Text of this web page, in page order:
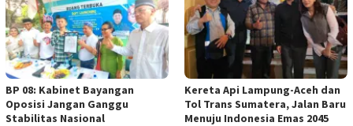
BP 08: Kabinet Bayangan
Oposisi Jangan Ganggu
Stabilitas Nasional
Kereta Api Lampung-Aceh dan
Tol Trans Sumatera, Jalan Baru
Menuju Indonesia Emas 2045